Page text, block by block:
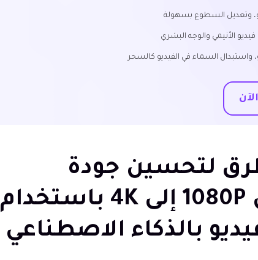
وتعديل السطوع بسهولة
الأنيمي والوجه البشري
واستبدال السماء في الفيديو كالسحر
3 طرق لتحسين جودة
الفيديو من 1080P إلى 4K باستخدام
بالذكاء الاصطناعي